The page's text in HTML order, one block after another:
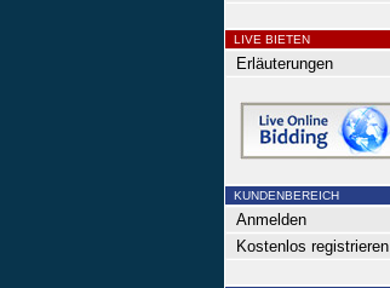
LIVE BIETEN
Erläuterungen
KUNDENBEREICH
Anmelden
Kostenlos registrieren